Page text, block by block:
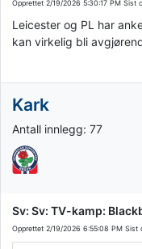
Opprettet 2/19/2026 5:30:17 PM Sist
Leicester og PL har
kan virkelig bli
Kark
Antall innlegg: 77
Sv: Sv: TV-kamp:
Opprettet 2/19/2026 6:55:08 PM Sist